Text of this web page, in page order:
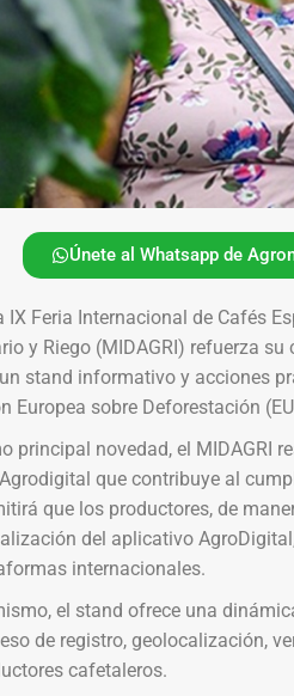
Únete al Whatsapp de
IX Feria Internacional de Cafés
y Riego (MIDAGRI) refuerza
stand informativo y acciones
Europea sobre Deforestación
principal novedad, el MIDAGRI
que contribuye al
que los productores, de
del aplicativo
internacionales.
el stand ofrece una
de registro, geolocalización,
cafetaleros.